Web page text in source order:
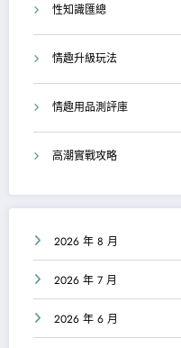
性知識匯總
情趣升級玩法
情趣用品測評庫
高潮實戰攻略
2026 年 8 月
2026 年 7 月
2026 年 6 月